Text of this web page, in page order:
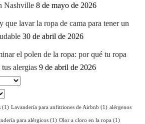
Nashville 8 de mayo de 2026
que lavar la ropa de cama para tener un
30 de abril de 2026
el polen de la ropa: por qué tu ropa
alergias 9 de abril de 2026
(1) Lavandería para anfitriones de Airbnb (1) alérgenos
para alérgicos (1) Olor a cloro en la ropa (1)